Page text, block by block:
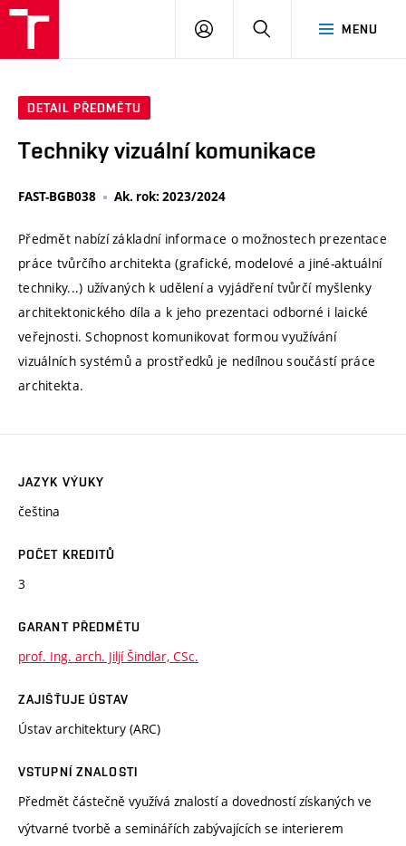
MENU
PŘIHLÁSIT
DETAIL PŘEDMĚTU
Techniky vizuální komunikace
FAST-BGB038 Ak. rok: 2023/2024
Předmět nabízí základní informace o možnostech prezentace
práce tvůrčího architekta (grafické, modelové a jiné-aktuální
techniky...) užívaných k udělení a vyjádření tvůrčí myšlenky
architektonického díla a k jeho prezentaci odborné i laické
veřejnosti. Schopnost komunikovat formou využívání
vizuálních systémů a prostředků je nedílnou součástí práce
architekta.
JAZYK VÝUKY
čeština
POČET KREDITŮ
3
GARANT PŘEDMĚTU
prof. Ing. arch. Jiljí Šindlar, CSc.
ZAJIŠŤUJE ÚSTAV
Ústav architektury (ARC)
VSTUPNÍ ZNALOSTI
Předmět částečně využívá znalostí a dovedností získaných ve
výtvarné tvorbě a seminářích zabývajících se interierem